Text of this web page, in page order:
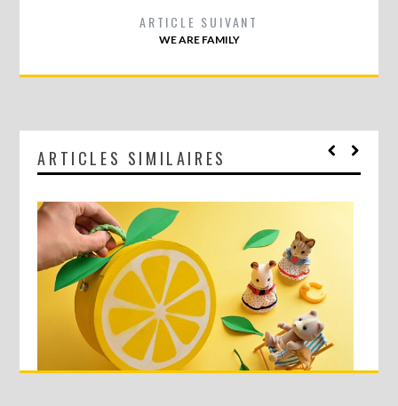
ARTICLE SUIVANT
WE ARE FAMILY
ARTICLES SIMILAIRES